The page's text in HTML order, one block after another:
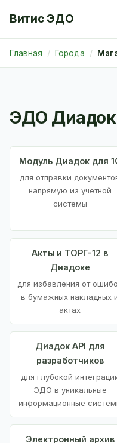
Витис ЭДО
Главная Города
ЭДО Диадок
Модуль Диадок для
для отправки
напрямую из учетной
системы
Акты и ТОРГ-12 в
Диадоке
для избавления от
в бумажных накладных
актах
Диадок API для
разработчиков
для глубокой
ЭДО в уникальные
информационные
Электронный архив